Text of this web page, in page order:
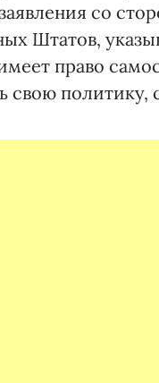
со
Штатов,
право
свою политику,